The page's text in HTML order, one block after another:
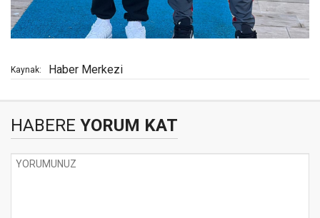
Kaynak: Haber Merkezi
HABERE YORUM KAT